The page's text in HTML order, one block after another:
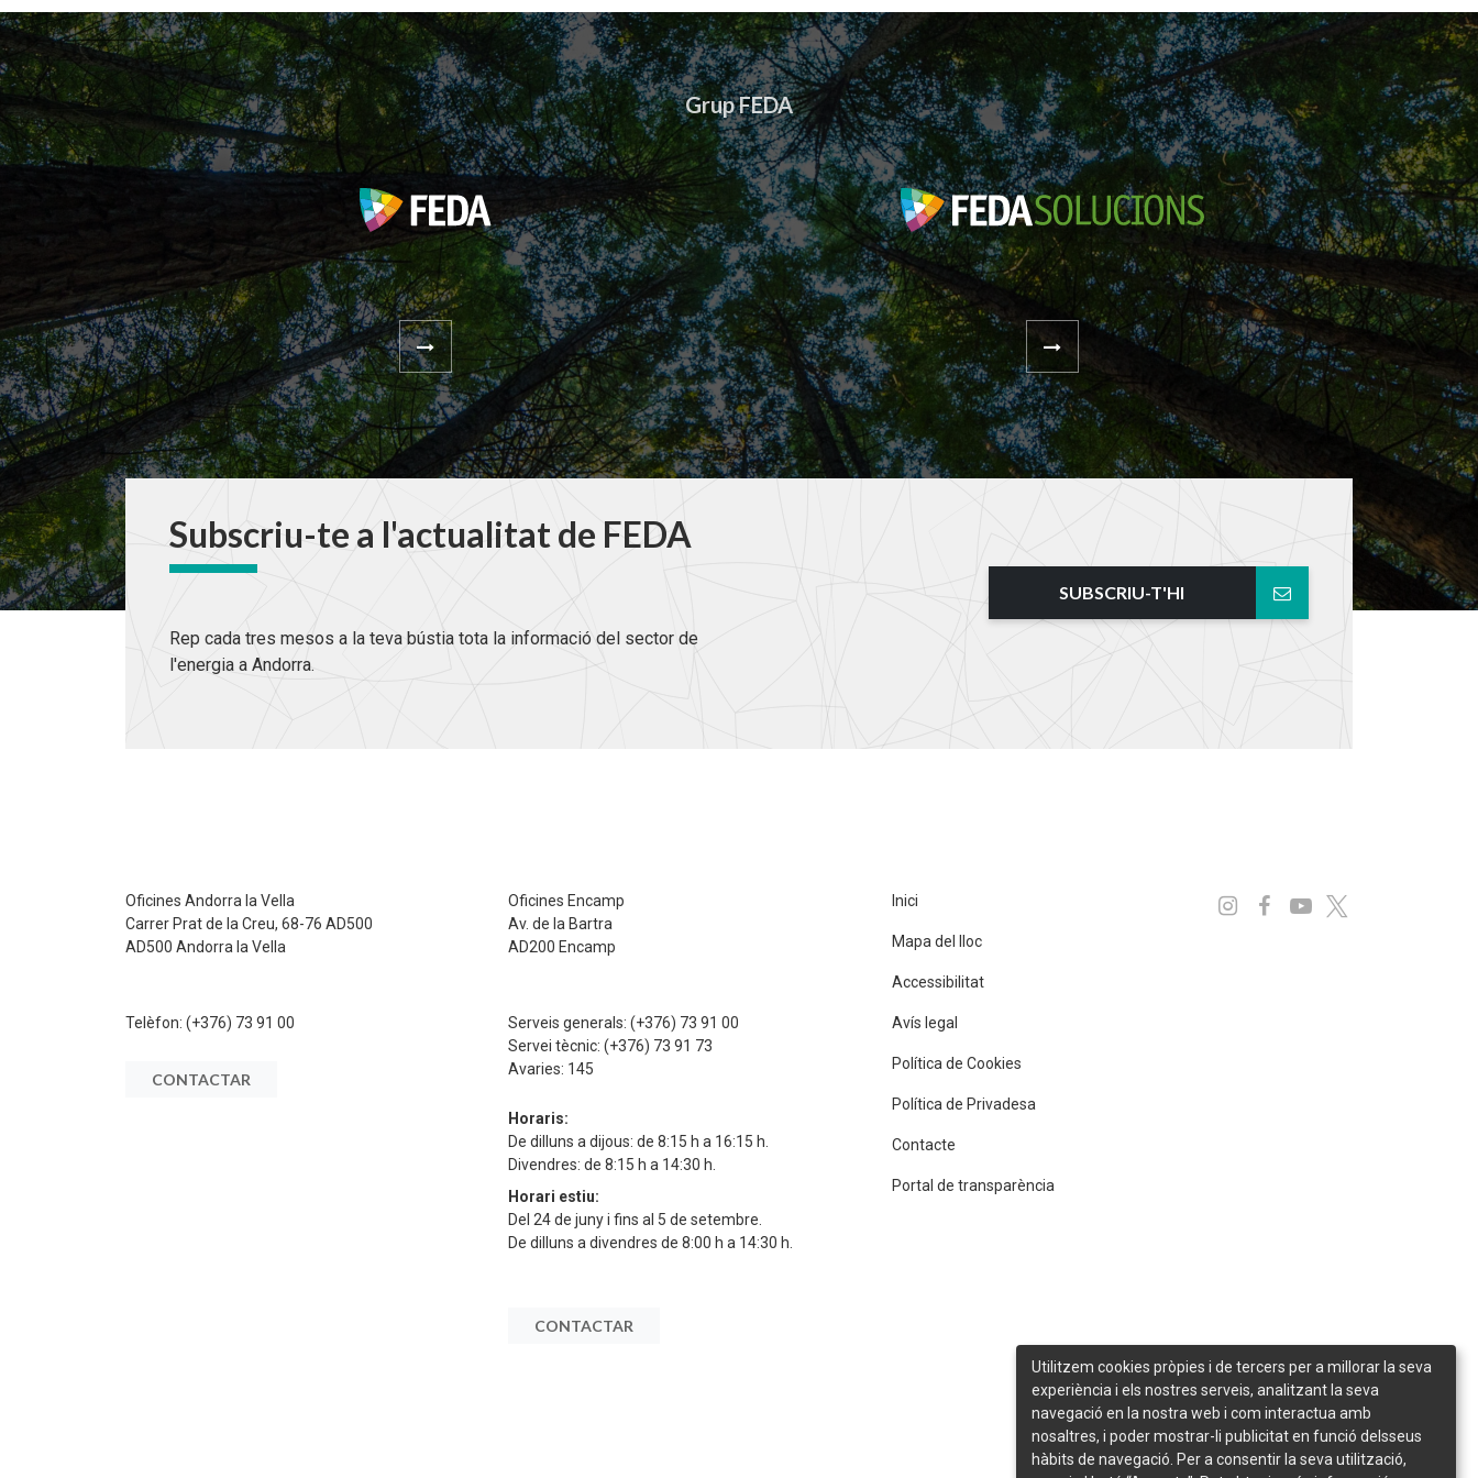
Grup FEDA
Subscriu-te a l'actualitat de FEDA
Rep cada tres mesos a la teva bústia tota la informació del sector de
l'energia a Andorra.
SUBSCRIU-T'HI
Oficines Andorra la Vella
Carrer Prat de la Creu, 68-76 AD500
AD500 Andorra la Vella
Telèfon: (+376) 73 91 00
CONTACTAR
Oficines Encamp
Av. de la Bartra
AD200 Encamp
Serveis generals:(+376) 73 91 00
Servei tècnic:(+376) 73 91 73
Avaries: 145
Horaris:
De dilluns a dijous: de 8:15 h a 16:15 h.
Divendres: de 8:15 h a 14:30 h.
Horari estiu:
Del 24 de juny i fins al 5 de setembre.
De dilluns a divendres de 8:00 h a 14:30 h.
CONTACTAR
Inici
Mapa del lloc
Accessibilitat
Avís legal
Política de Cookies
Política de Privadesa
Contacte
Portal de transparència
Instagram
Facebook
Youtube
Utilitzem cookies pròpies i de tercers per a millorar la seva
experiència i els nostres serveis, analitzant la seva
navegació en la nostra web i com interactua amb
nosaltres, i poder mostrar-li publicitat en funció delsseus
hàbits de navegació. Per a consentir la seva utilització,